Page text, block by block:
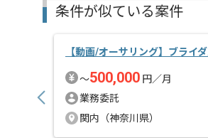
条件が似ている案件
【動画/オーサリング】ブライ
〜500,000 円／月
業務委託
関内（神奈川県）